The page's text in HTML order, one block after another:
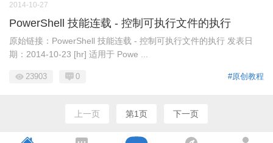
2014-10-27
PowerShell 技能连载 - 控制可执行文件的执行
原始链接：PowerShell 技能连载 - 控制可执行文件的执行 发表日
期：2014-10-23 [hr] 适用于 Powe ...
#原创教程
23903 0
上一页 第1页 下一页